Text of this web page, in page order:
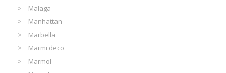
Malaga
Manhattan
Marbella
Marmi deco
Marmol